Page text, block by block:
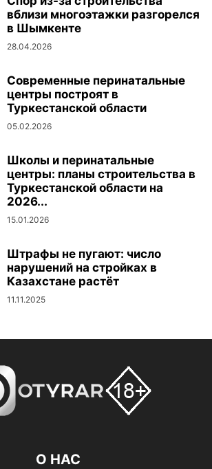
вблизи многоэтажки разгорелся
в Шымкенте
28.04.2026
Современные перинатальные
центры построят в
Туркестанской области
05.02.2026
Школы и перинатальные
центры: планы строительства в
Туркестанской области на
2026...
15.01.2026
Штрафы не пугают: число
нарушений на стройках в
Казахстане растёт
11.11.2025
О НАС